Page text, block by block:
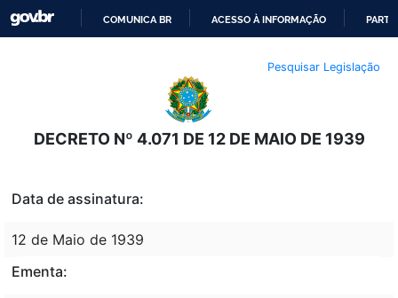
O
CONTEÚDO
COMUNICA BR ACESSO À INFORMAÇÃO
Pesquisar Legislação
DECRETO Nº 4.071 DE 12 DE MAIO DE 1939
Data de assinatura:
12 de Maio de 1939
Ementa: